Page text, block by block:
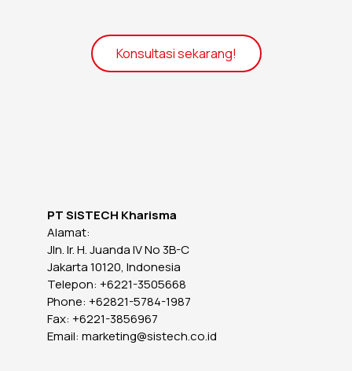
Konsultasi sekarang!
PT SiSTECH Kharisma
Alamat:
Jln. Ir. H. Juanda IV No 3B-C
Jakarta 10120, Indonesia
Telepon: +6221-3505668
Phone: +62821-5784-1987
Fax: +6221-3856967
Email: marketing@sistech.co.id